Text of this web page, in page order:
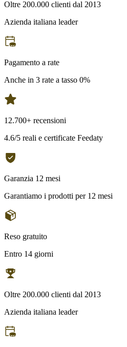
Oltre 200.000 clienti dal 2013
Azienda italiana leader
Pagamento a rate
Anche in 3 rate a tasso 0%
12.700+ recensioni
4.6/5 reali e certificate Feedaty
Garanzia 12 mesi
Garantiamo i prodotti per 12 mesi
Reso gratuito
Entro 14 giorni
Oltre 200.000 clienti dal 2013
Azienda italiana leader